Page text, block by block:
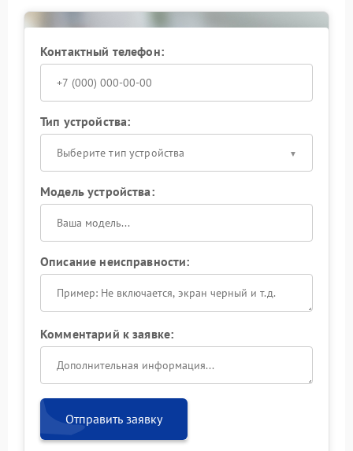
Контактный телефон:
Тип устройства:
Выберите тип устройства
Модель устройства:
Описание неисправности:
Комментарий к заявке:
Отправить заявку